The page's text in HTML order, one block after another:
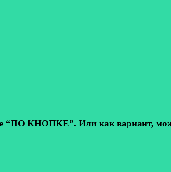
“ПО КНОПКЕ”. Или как вариант,